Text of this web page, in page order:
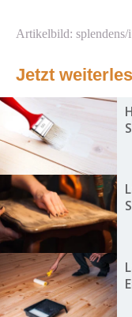
Artikelbild: splendens/
Jetzt